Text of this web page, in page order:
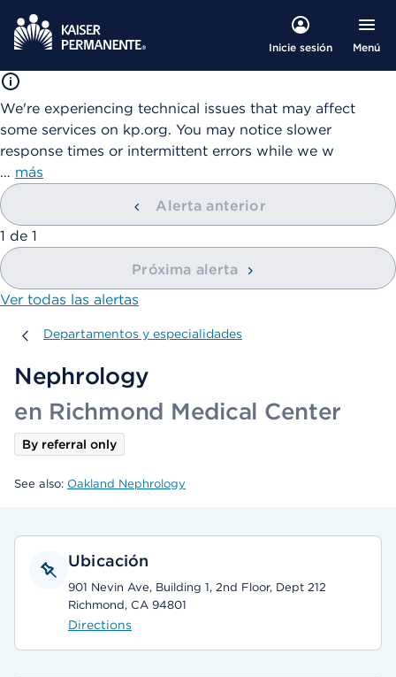
Inicie sesión Menú
We're experiencing technical issues that may affect
some services on kp.org. You may notice slower
response times or intermittent errors while we w
… más
Alerta anterior
mostrando
1 de 1
Próxima alerta
Ver todas las alertas
Departamentos y especialidades
Departamentos y especialidades
Nephrology
en Richmond Medical Center
By referral only
See also: Oakland Nephrology
Ubicación
901 Nevin Ave, Building 1, 2nd Floor, Dept 212
Richmond, CA 94801
Directions